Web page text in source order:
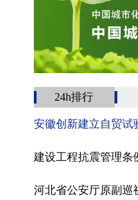
24h排行
安徽创新建立自贸试
建设工程抗震管理条
河北省公安厅原副巡